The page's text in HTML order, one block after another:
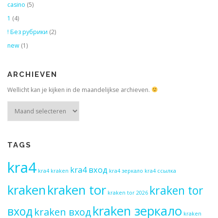
casino (5)
1 (4)
! Без рубрики (2)
new (1)
ARCHIEVEN
Wellicht kan je kijken in de maandelijkse archieven.
TAGS
kra4 kra4 kraken kra4 вход kra4 зеркало kra4 ссылка
krakenkraken tor kraken tor 2026 kraken tor
вход kraken входkraken зеркало kraken